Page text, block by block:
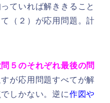
ていれば解ききること
（２）が応用問題。計
５のそれぞれ最後の問
が応用問題すべてが解
しかない。逆に作図や